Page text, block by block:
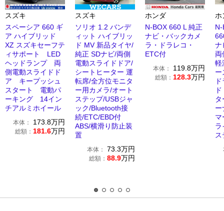
スズキ
スペーシア 660 ギ
ア ハイブリッド
XZ スズキセーフテ
ィサポート LED
ヘッドランプ 両
側電動スライドド
ア キープッシュ
スタート 電動パ
ーキング 14イン
チアルミホイール
本体： 173.8万円
総額： 181.6万円
スズキ
ソリオ 1.2 バンデ
ィット ハイブリッ
ド MV 新品タイヤ/
純正 SDナビ/両側
電動スライドドア/
シートヒーター 運
転席/全方位モニタ
ー用カメラ/オート
ステップ/USBジャ
ック/Bluetooth接
続/ETC/EBD付
ABS/横滑り防止装
置
本体： 73.3万円
総額： 88.9万円
ホンダ
N-BOX 660 L 純正
ナビ・バックカメ
ラ・ドラレコ・
ETC付
本体： 119.8万円
総額： 128.3万円
ホ
ナ
両
軽
ー
ー
マ
ラ
ス